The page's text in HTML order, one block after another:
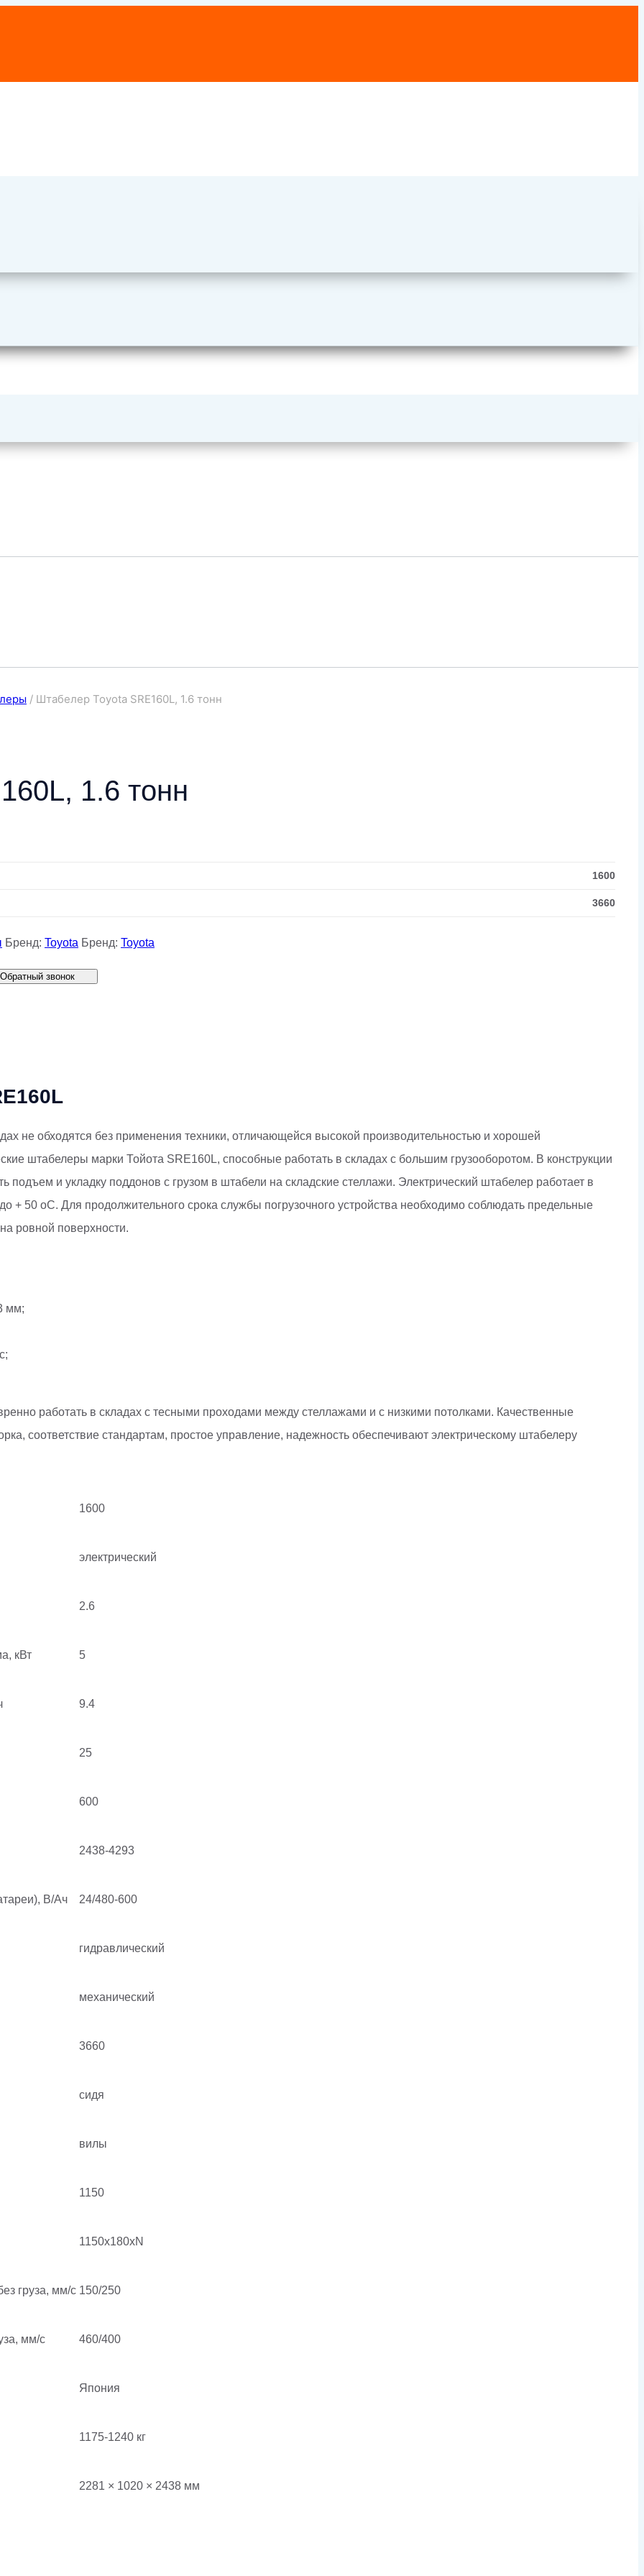
/ Штабелер Toyota SRE160L, 1.6 тонн
1.6 тонн
1600
3660
Бренд: Toyota Бренд: Toyota
Обратный звонок
не обходятся без применения техники, отличающейся высокой производительностью и хорошей
штабелеры марки Тойота SRE160L, способные работать в складах с большим грузооборотом. В конструкции
и укладку поддонов с грузом в штабели на складские стеллажи. Электрический штабелер работает в
+ 50 оС. Для продолжительного срока службы погрузочного устройства необходимо соблюдать предельные
ровной поверхности.
мм;
работать в складах с тесными проходами между стеллажами и с низкими потолками. Качественные
соответствие стандартам, простое управление, надежность обеспечивают электрическому штабелеру
1600
электрический
2.6
кВт 5
9.4
25
600
2438-4293
В/Ач 24/480-600
гидравлический
механический
3660
сидя
вилы
1150
1150x180xN
груза, мм/с 150/250
мм/с 460/400
Япония
1175-1240 кг
2281 × 1020 × 2438 мм